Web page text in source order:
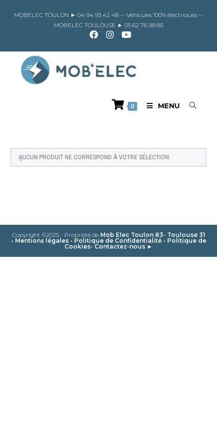
MOBELEC TOULON ► 04 94 93 42 48 -- Véhicules 100% électriques --
MOBELEC TOULOUSE ► 05 62 76 99 85
0 MENU
AUCUN PRODUIT NE CORRESPOND À VOTRE SÉLECTION.
Copyright ©2025 - Propriété de Mob Elec Toulon 83- Toulouse 31
- Mentions légales- Politique de Confidentialité- Politique de
Cookies-Contactez-nous ►